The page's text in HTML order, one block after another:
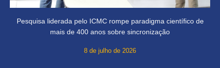
Pesquisa liderada pelo ICMC rompe paradigma científico de
mais de 400 anos sobre sincronização
8 de julho de 2026